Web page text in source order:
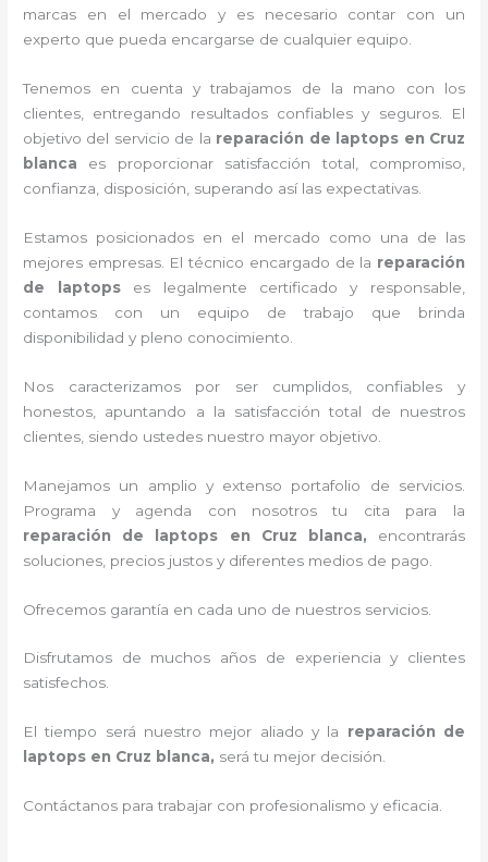
marcas en el mercado y es necesario contar con un
experto que pueda encargarse de cualquier equipo.
Tenemos en cuenta y trabajamos de la mano con los
clientes, entregando resultados confiables y seguros. El
objetivo del servicio de la reparación de laptops en Cruz
blanca es proporcionar satisfacción total, compromiso,
confianza, disposición, superando así las expectativas.
Estamos posicionados en el mercado como una de las
mejores empresas. El técnico encargado de la reparación
de laptops es legalmente certificado y responsable,
contamos con un equipo de trabajo que brinda
disponibilidad y pleno conocimiento.
Nos caracterizamos por ser cumplidos, confiables y
honestos, apuntando a la satisfacción total de nuestros
clientes, siendo ustedes nuestro mayor objetivo.
Manejamos un amplio y extenso portafolio de servicios.
Programa y agenda con nosotros tu cita para la
reparación de laptops en Cruz blanca, encontrarás
soluciones, precios justos y diferentes medios de pago.
Ofrecemos garantía en cada uno de nuestros servicios.
Disfrutamos de muchos años de experiencia y clientes
satisfechos.
El tiempo será nuestro mejor aliado y la reparación de
laptops en Cruz blanca, será tu mejor decisión.
Contáctanos para trabajar con profesionalismo y eficacia.